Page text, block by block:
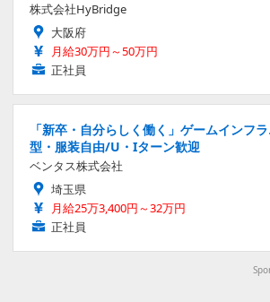
株式会社HyBridge
大阪府
月給30万円～50万円
正社員
「新卒・自分らしく働く」ゲームインフ
型・服装自由/U・Iターン歓迎
ベンタス株式会社
埼玉県
月給25万3,400円～32万円
正社員